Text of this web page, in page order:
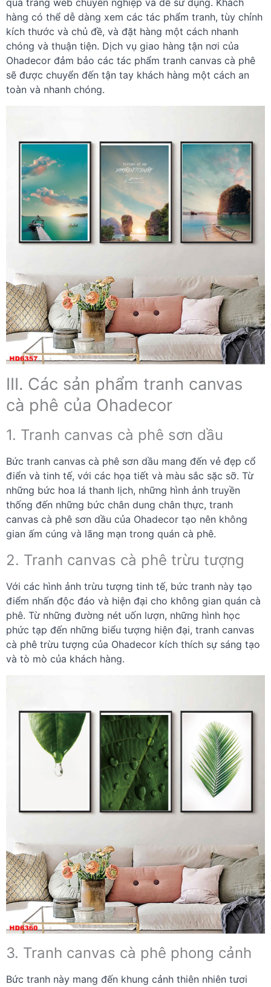
qua trang web chuyên nghiệp và dễ sử dụng. Khách
hàng có thể dễ dàng xem các tác phẩm tranh, tùy chỉnh
kích thước và chủ đề, và đặt hàng một cách nhanh
chóng và thuận tiện. Dịch vụ giao hàng tận nơi của
Ohadecor đảm bảo các tác phẩm tranh canvas cà phê
sẽ được chuyển đến tận tay khách hàng một cách an
toàn và nhanh chóng.
III. Các sản phẩm tranh canvas
cà phê của Ohadecor
1. Tranh canvas cà phê sơn dầu
Bức tranh canvas cà phê sơn dầu mang đến vẻ đẹp cổ
điển và tinh tế, với các họa tiết và màu sắc sặc sỡ. Từ
những bức hoa lá thanh lịch, những hình ảnh truyền
thống đến những bức chân dung chân thực, tranh
canvas cà phê sơn dầu của Ohadecor tạo nên không
gian ấm cúng và lãng mạn trong quán cà phê.
2. Tranh canvas cà phê trừu tượng
Với các hình ảnh trừu tượng tinh tế, bức tranh này tạo
điểm nhấn độc đáo và hiện đại cho không gian quán cà
phê. Từ những đường nét uốn lượn, những hình học
phức tạp đến những biểu tượng hiện đại, tranh canvas
cà phê trừu tượng của Ohadecor kích thích sự sáng tạo
và tò mò của khách hàng.
3. Tranh canvas cà phê phong cảnh
Bức tranh này mang đến khung cảnh thiên nhiên tươi